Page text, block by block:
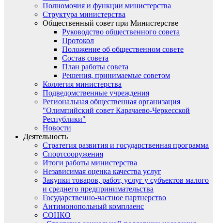
Полномочия и функции министерства
Структура министерства
Общественный совет при Министерстве
Руководство общественного совета
Протокол
Положение об общественном совете
Состав совета
План работы совета
Решения, принимаемые советом
Коллегия министерства
Подведомственные учреждения
Региональная общественная организация
"Олимпийский совет Карачаево-Черкесской
Республики"
Новости
Деятельность
Стратегия развития и государственная программа
Спортсооружения
Итоги работы министерства
Независимая оценка качества услуг
Закупки товаров, работ, услуг у субъектов малого
и среднего предпринимательства
Государственно-частное партнерство
Антимонопольный комплаенс
СОНКО